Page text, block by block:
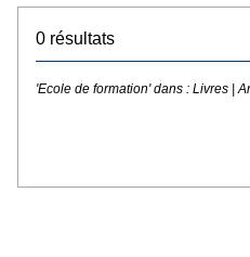
0 résultats
'Ecole de formation' dans : Livres |